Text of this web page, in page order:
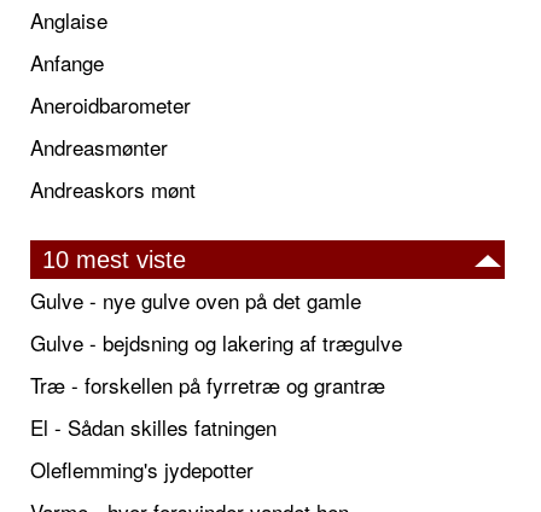
Anglaise
Anfange
Aneroidbarometer
Andreasmønter
Andreaskors mønt
10 mest viste
Gulve - nye gulve oven på det gamle
Gulve - bejdsning og lakering af trægulve
Træ - forskellen på fyrretræ og grantræ
El - Sådan skilles fatningen
Oleflemming's jydepotter